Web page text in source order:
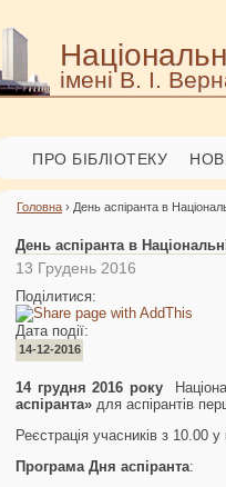
імені В. І.
ПРО БІБЛІОТЕКУ
Головна › День аспіранта в
День аспіранта в
13 Грудень 2016
Поділитися:
Дата події:
14-12-2016
14 грудня 2016 року
аспіранта» для аспірантів
Реєстрація учасників з 10.00
Програма Дня аспіранта: